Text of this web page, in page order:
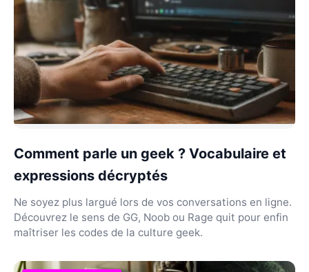
Comment parle un geek ? Vocabulaire et
expressions décryptés
Ne soyez plus largué lors de vos conversations en ligne.
Découvrez le sens de GG, Noob ou Rage quit pour enfin
maîtriser les codes de la culture geek.